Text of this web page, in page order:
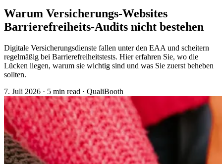
Warum Versicherungs-Websites
Barrierefreiheits-Audits nicht bestehen
Digitale Versicherungsdienste fallen unter den EAA und scheitern
regelmäßig bei Barrierefreiheitstests. Hier erfahren Sie, wo die
Lücken liegen, warum sie wichtig sind und was Sie zuerst beheben
sollten.
7. Juli 2026 · 5 min read · QualiBooth